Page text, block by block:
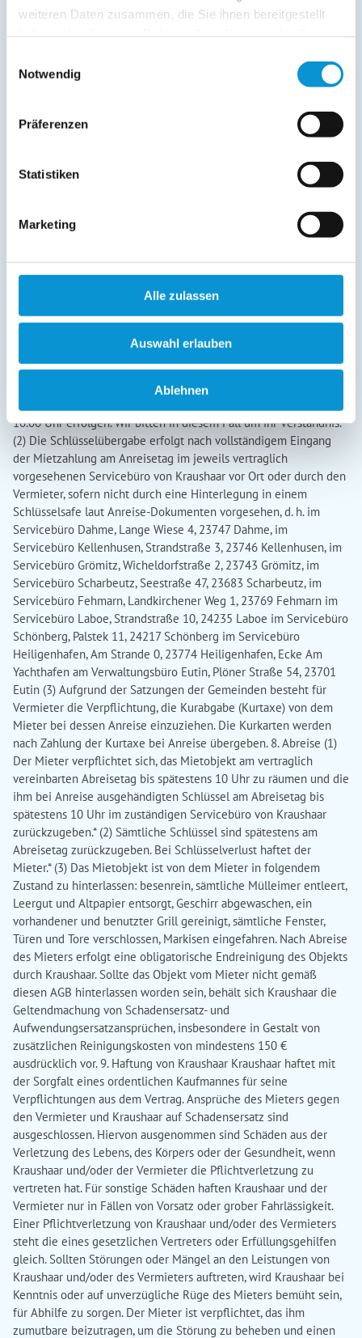
weiteren Daten zusammen, die Sie ihnen bereitgestellt
Notwendig
Präferenzen
Statistiken
Marketing
Alle zulassen
Auswahl erlauben
Ablehnen